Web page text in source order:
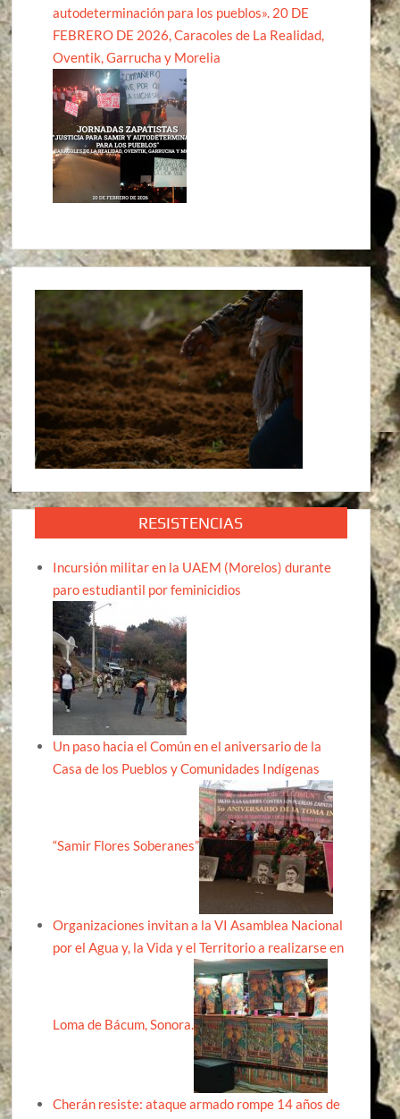
autodeterminación para los pueblos». 20 DE
FEBRERO DE 2026, Caracoles de La Realidad,
Oventik, Garrucha y Morelia
RESISTENCIAS
Incursión militar en la UAEM (Morelos) durante
paro estudiantil por feminicidios
Un paso hacia el Común en el aniversario de la
Casa de los Pueblos y Comunidades Indígenas
“Samir Flores Soberanes”
Organizaciones invitan a la VI Asamblea Nacional
por el Agua y, la Vida y el Territorio a realizarse en
Loma de Bácum, Sonora.
Cherán resiste: ataque armado rompe 14 años de